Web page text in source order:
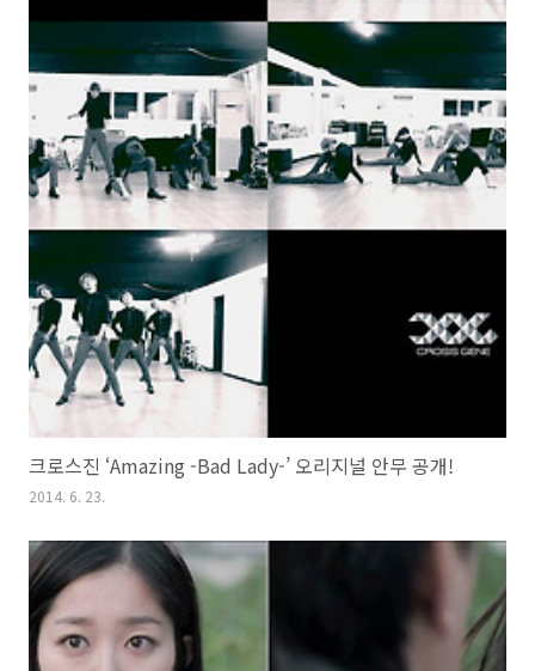
크로스진 ‘Amazing -Bad Lady-’ 오리지널 안무 공개!
2014. 6. 23.